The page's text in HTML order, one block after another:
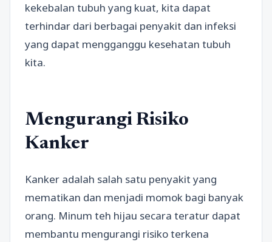
kekebalan tubuh yang kuat, kita dapat
terhindar dari berbagai penyakit dan infeksi
yang dapat mengganggu kesehatan tubuh
kita.
Mengurangi Risiko
Kanker
Kanker adalah salah satu penyakit yang
mematikan dan menjadi momok bagi banyak
orang. Minum teh hijau secara teratur dapat
membantu mengurangi risiko terkena